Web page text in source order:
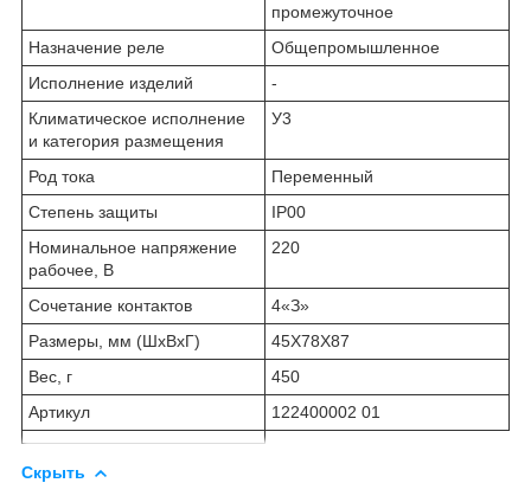
промежуточное
Назначение реле
Общепромышленное
Исполнение изделий
-
Климатическое исполнение
и категория размещения
У3
Род тока
Переменный
Степень защиты
IP00
Номинальное напряжение
рабочее, В
220
Сочетание контактов
4«З»
Размеры, мм (ШхВхГ)
45Х78Х87
Вес, г
450
Артикул
122400002 01
Скрыть